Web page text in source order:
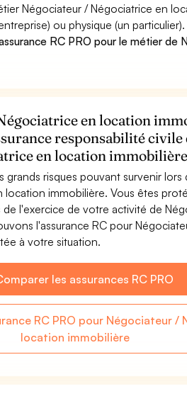
Négociateur / Négociatrice en
ou physique (un
RC PRO pour le métier de
en location
responsabilité
en location immobilière
risques pouvant survenir lors
location immobilière. Vous êtes
l'exercice de votre activité de
l'assurance RC pour
à votre situation.
les assurances RC PRO
RC PRO pour Négociateur /
location immobilière